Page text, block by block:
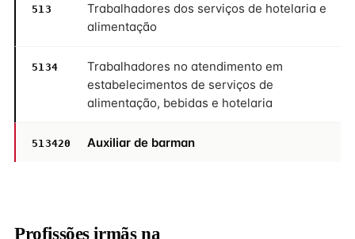
513
Trabalhadores dos serviços de hotelaria e
alimentação
5134
Trabalhadores no atendimento em
estabelecimentos de serviços de
alimentação, bebidas e hotelaria
513420 Auxiliar de barman
Profissões irmãs na